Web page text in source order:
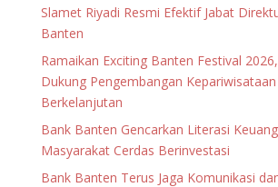
Slamet Riyadi Resmi Efektif Jabat
Banten
Ramaikan Exciting Banten Festival
Dukung Pengembangan
Berkelanjutan
Bank Banten Gencarkan Literasi
Masyarakat Cerdas Berinvestasi
Bank Banten Terus Jaga Komunikasi